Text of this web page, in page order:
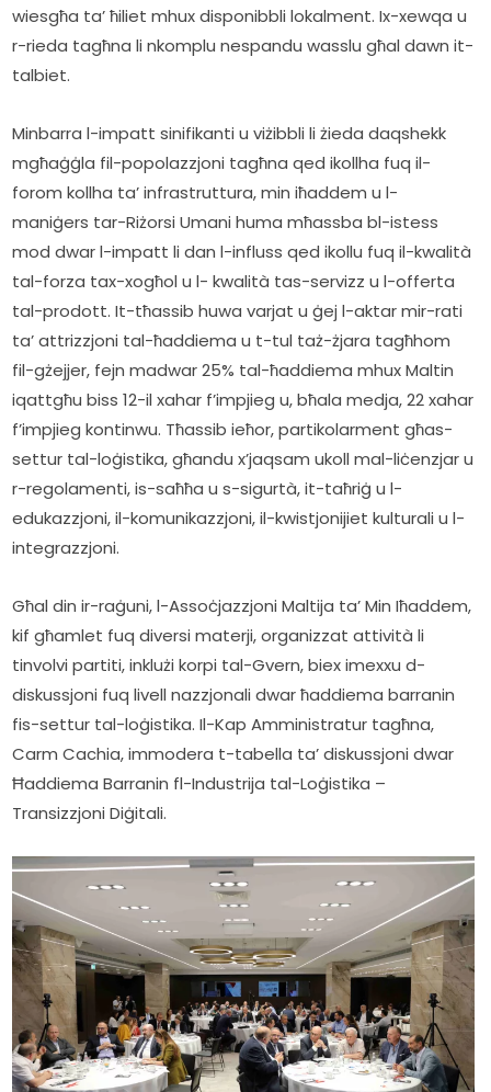
wiesgħa ta’ ħiliet mhux disponibbli lokalment. Ix-xewqa u
r-rieda tagħna li nkomplu nespandu wasslu għal dawn it-
talbiet.
Minbarra l-impatt sinifikanti u viżibbli li żieda daqshekk
mgħaġġla fil-popolazzjoni tagħna qed ikollha fuq il-
forom kollha ta’ infrastruttura, min iħaddem u l-
maniġers tar-Riżorsi Umani huma mħassba bl-istess
mod dwar l-impatt li dan l-influss qed ikollu fuq il-kwalità
tal-forza tax-xogħol u l- kwalità tas-servizz u l-offerta
tal-prodott. It-tħassib huwa varjat u ġej l-aktar mir-rati
ta’ attrizzjoni tal-ħaddiema u t-tul taż-żjara tagħhom
fil-gżejjer, fejn madwar 25% tal-ħaddiema mhux Maltin
iqattgħu biss 12-il xahar f’impjieg u, bħala medja, 22 xahar
f’impjieg kontinwu. Tħassib ieħor, partikolarment għas-
settur tal-loġistika, għandu x’jaqsam ukoll mal-liċenzjar u
r-regolamenti, is-saħħa u s-sigurtà, it-taħriġ u l-
edukazzjoni, il-komunikazzjoni, il-kwistjonijiet kulturali u l-
integrazzjoni.
Għal din ir-raġuni, l-Assoċjazzjoni Maltija ta’ Min Iħaddem,
kif għamlet fuq diversi materji, organizzat attività li
tinvolvi partiti, inklużi korpi tal-Gvern, biex imexxu d-
diskussjoni fuq livell nazzjonali dwar ħaddiema barranin
fis-settur tal-loġistika. Il-Kap Amministratur tagħna,
Carm Cachia, immodera t-tabella ta’ diskussjoni dwar
Ħaddiema Barranin fl-Industrija tal-Loġistika –
Transizzjoni Diġitali.